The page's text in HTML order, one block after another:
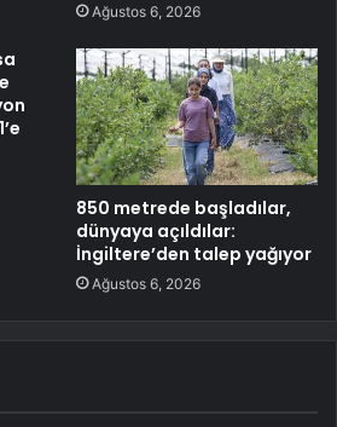
Ağustos 6, 2026
850 metrede başladılar,
dünyaya açıldılar:
İngiltere’den talep yağıyor
Ağustos 6, 2026